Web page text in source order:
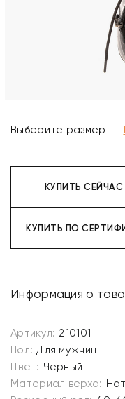
Выберите размер
КУПИТЬ СЕЙЧАС
КУПИТЬ ПО
Информация о
Артикул: 210101
Пол: Для мужчин
Цвет: Черный
Материал верха: